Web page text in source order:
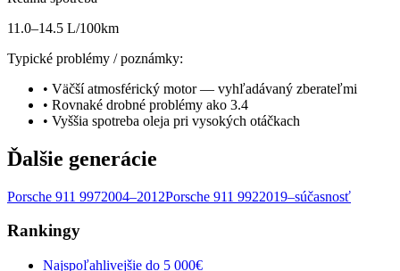
11.0–14.5 L/100km
Typické problémy / poznámky:
• Väčší atmosférický motor — vyhľadávaný zberateľmi
• Rovnaké drobné problémy ako 3.4
• Vyššia spotreba oleja pri vysokých otáčkach
Ďalšie generácie
Porsche 911 9972004–2012Porsche 911 9922019–súčasnosť
Rankingy
Najspoľahlivejšie do 5 000€